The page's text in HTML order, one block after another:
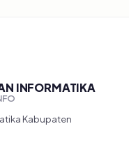
INFORMATIKA
Kabupaten